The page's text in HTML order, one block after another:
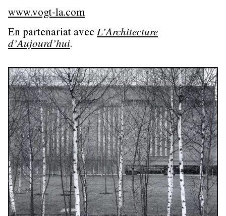
www.vogt-la.com
En partenariat avec L’Architecture
d’Aujourd’hui.